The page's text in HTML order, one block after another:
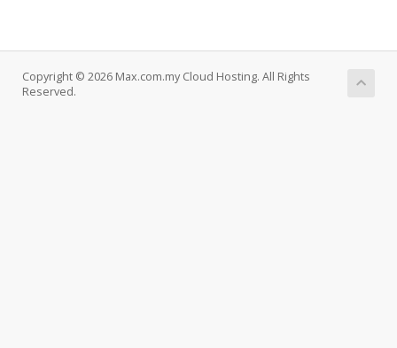
Copyright © 2026 Max.com.my Cloud Hosting. All Rights
Reserved.